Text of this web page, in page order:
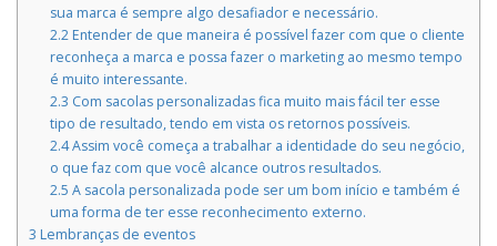
sua marca é sempre algo desafiador e necessário.
2.2Entender de que maneira é possível fazer com que o cliente
reconheça a marca e possa fazer o marketing ao mesmo tempo
é muito interessante.
2.3 Com sacolas personalizadas fica muito mais fácil ter esse
tipo de resultado, tendo em vista os retornos possíveis.
2.4Assim você começa a trabalhar a identidade do seu negócio,
o que faz com que você alcance outros resultados.
2.5 A sacola personalizada pode ser um bom início e também é
uma forma de ter esse reconhecimento externo.
3 Lembranças de eventos